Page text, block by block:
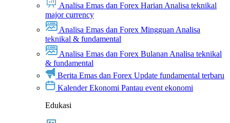
Analisa Emas dan Forex Harian Analisa teknikal
major currency
Analisa Emas dan Forex Mingguan Analisa
teknikal & fundamental
Analisa Emas dan Forex Bulanan Analisa teknikal
& fundamental
Berita Emas dan Forex Update fundamental terbaru
Kalender Ekonomi Pantau event ekonomi
Edukasi